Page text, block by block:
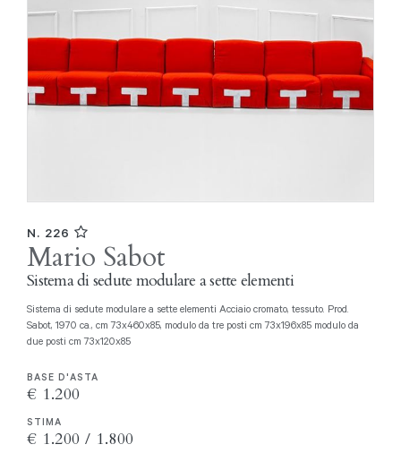
N. 226
Mario Sabot
Sistema di sedute modulare a sette elementi
Sistema di sedute modulare a sette elementi Acciaio cromato, tessuto. Prod.
Sabot, 1970 ca., cm 73x460x85, modulo da tre posti cm 73x196x85 modulo da
due posti cm 73x120x85
BASE D'ASTA
€ 1.200
STIMA
€ 1.200 / 1.800